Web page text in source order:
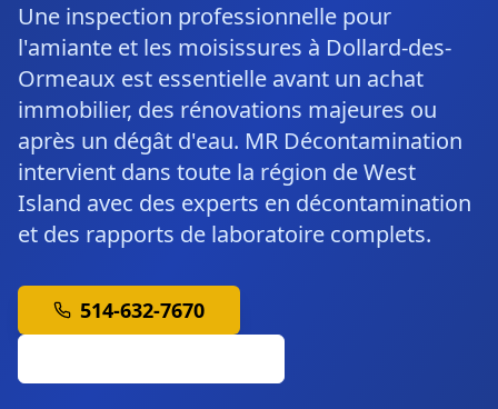
Une inspection professionnelle pour
l'amiante et les moisissures à Dollard-des-
Ormeaux est essentielle avant un achat
immobilier, des rénovations majeures ou
après un dégât d'eau. MR Décontamination
intervient dans toute la région de West
Island avec des experts en décontamination
et des rapports de laboratoire complets.
514-632-7670